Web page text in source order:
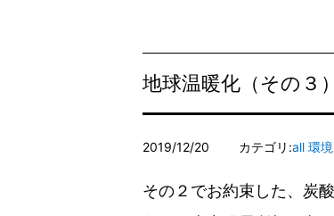
地球温暖化（その
2019/12/20 カテゴリ:all 環
その２でお約束した、炭